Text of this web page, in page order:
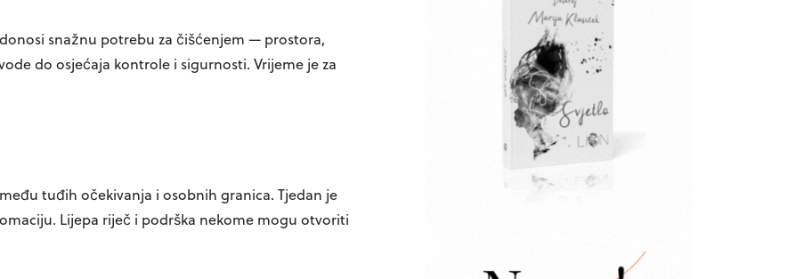
snažnu potrebu za čišćenjem — prostora,
do osjećaja kontrole i sigurnosti. Vrijeme je za
tuđih očekivanja i osobnih granica. Tjedan je
Lijepa riječ i podrška nekome mogu otvoriti